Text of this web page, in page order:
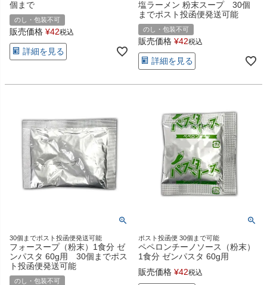
個まで
のし・包装不可
販売価格 ¥42税込
詳細を見る
塩ラーメン 粉末スープ 30個
までポスト投函便発送可能
のし・包装不可
販売価格 ¥42税込
詳細を見る
30個までポスト投函便発送可能
フォースープ（粉末）1食分 ゼ
ンパスタ 60g用 30個までポス
ト投函便発送可能
のし・包装不可
ポスト投函便 30個まで可能
ペペロンチーノソース（粉末）
1食分 ゼンパスタ 60g用
販売価格 ¥42税込